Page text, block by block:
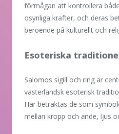
förmågan att kontrollera
osynliga krafter, och deras
beroende på kulturellt och
Esoteriska
Salomos sigill och ring är
västerländsk esoterisk
Här betraktas de som
mellan kropp och ande, ljus